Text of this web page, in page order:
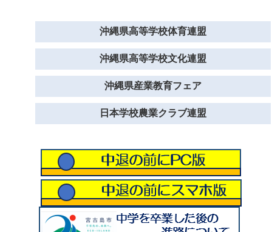
沖縄県高等学校体育連盟
沖縄県高等学校文化連盟
沖縄県産業教育フェア
日本学校農業クラブ連盟